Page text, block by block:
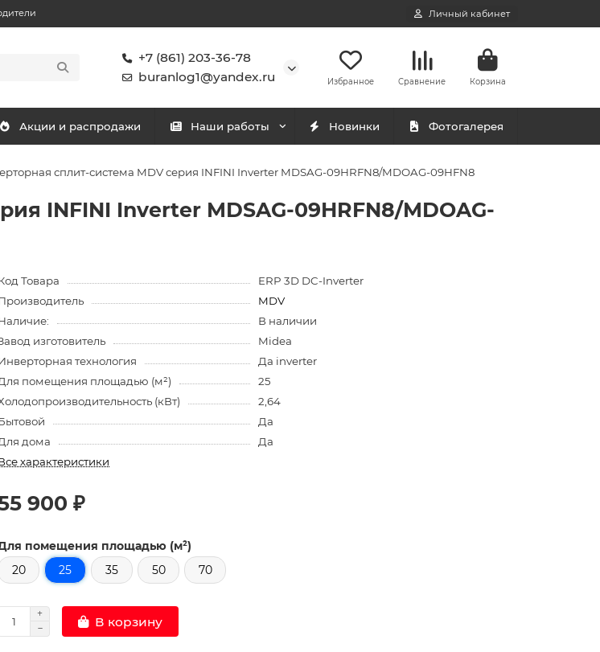
Личный кабинет
+7 (861) 203-36-78
buranlog1@yandex.ru
Избранное Сравнение Корзина
Акции и распродажи Наши работы Новинки Фотогалерея
сплит-система MDV серия INFINI Inverter MDSAG-09HRFN8/MDOAG-09HFN8
INFINI Inverter MDSAG-09HRFN8/MDOAG-
Товара
ERP 3D DC-Inverter
MDV
В наличии
изготовитель
Midea
технология
Да inverter
помещения площадью (м²)
25
(кВт)
2,64
Да
дома
Да
характеристики
900 ₽
помещения площадью (м²)
20
25 35 50 70
В корзину